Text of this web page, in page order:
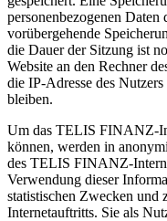
personenbezogenen
vorübergehende
die Dauer der Sitzung ist
Website an den Rechner
die IP-Adresse des
bleiben.
Um das TELIS FINANZ-
können, werden in
des TELIS FINANZ-
Verwendung dieser
statistischen Zwecken und
Internetauftritts. Sie als